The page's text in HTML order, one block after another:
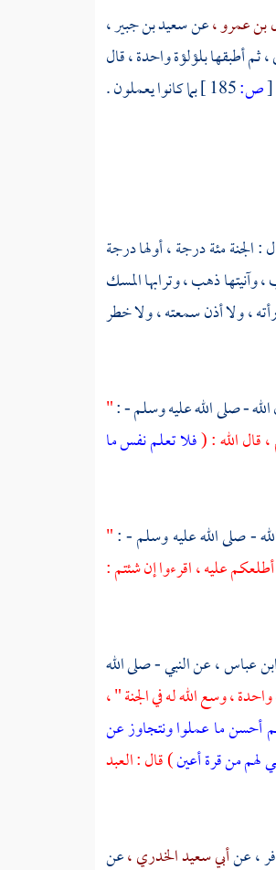
بن عمرو ،عنسعيد بن جبير ،
ثم أطبقها بلؤلؤة واحدة ، قال
[ص:
بما كانوا يعملون .
: الجنة مئة درجة ، أولها درجة
ذهب ، وترابها المسك
، ولا أذن سمعته ، ولا خطر
- صلى الله عليه وسلم - :"
قال الله : (فلا تعلم نفس ما
- صلى الله عليه وسلم - :"
عليه ، اقرءوا إن شئتم :
ابن عباس ،عن النبي - صلى الله
، وسع الله له في الجنة " ،
أحسن ما عملوا ونتجاوز عن
لهم من قرة أعين) قال : العبد
،عنأبي سعيد الخدري ،عن